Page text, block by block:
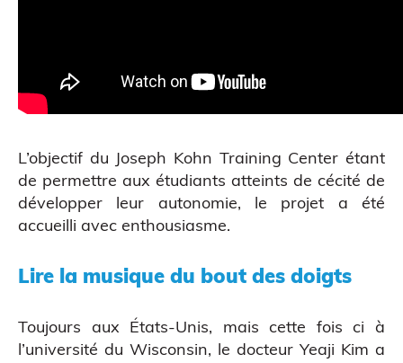
L’objectif du Joseph Kohn Training Center étant
de permettre aux étudiants atteints de cécité de
développer leur autonomie, le projet a été
accueilli avec enthousiasme.
Lire la musique du bout des doigts
Toujours aux États-Unis, mais cette fois ci à
l’université du Wisconsin, le docteur Yeaji Kim a